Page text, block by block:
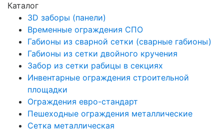
Каталог
3D заборы (панели)
Временные ограждения СПО
Габионы из сварной сетки (сварные габионы)
Габионы из сетки двойного кручения
Забор из сетки рабицы в секциях
Инвентарные ограждения строительной
площадки
Ограждения евро-стандарт
Пешеходные ограждения металлические
Сетка металлическая